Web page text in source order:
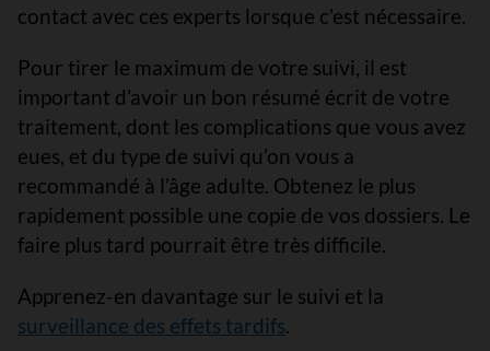
contact avec ces experts lorsque c’est nécessaire.
Pour tirer le maximum de votre suivi, il est
important d’avoir un bon résumé écrit de votre
traitement, dont les complications que vous avez
eues, et du type de suivi qu’on vous a
recommandé à l’âge adulte. Obtenez le plus
rapidement possible une copie de vos dossiers. Le
faire plus tard pourrait être très difficile.
Apprenez-en davantage sur le suivi et la
surveillance des effets tardifs.